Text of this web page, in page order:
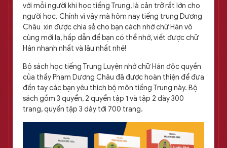
với mỗi người khi học tiếng Trung, là cản trở rất lớn cho
người học. Chính vì vậy mà hôm nay tiếng trung Dương
Châu xin được chia sẻ cho bạn cách nhớ chữ Hán vô
cùng mới lạ, hấp dẫn để bạn có thể nhớ, viết được chữ
Hán nhanh nhất và lâu nhất nhé!
Bộ sách học tiếng Trung Luyện nhớ chữ Hán độc quyền
của thầy Phạm Dương Châu đã được hoàn thiện để đưa
đến tay các bạn yêu thích bộ môn tiếng Trung này. Bộ
sách gồm 3 quyển, 2 quyển tập 1 và tập 2 dày 300
trang, quyển tập 3 dày tới 700 trang.